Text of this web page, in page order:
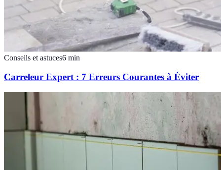
Conseils et astuces6 min
Carreleur Expert : 7 Erreurs Courantes à Éviter